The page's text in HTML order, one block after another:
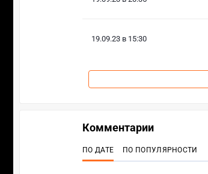
19.09.23 в 15:30
Комментарии
ПО ДАТЕ ПО ПОПУЛЯРНОСТИ